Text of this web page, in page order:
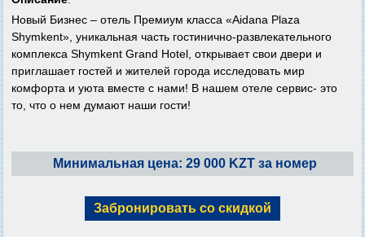
Новый Бизнес – отель Премиум класса «Aidana Plaza
Shymkent», уникальная часть гостинично-развлекательного
комплекса Shymkent Grand Hotel, открывает свои двери и
приглашает гостей и жителей города исследовать мир
комфорта и уюта вместе с нами! В нашем отеле сервис- это
то, что о нем думают наши гости!
Минимальная цена: 29 000 KZT за номер
Забронировать со скидкой